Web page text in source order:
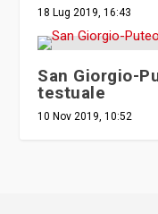
18 Lug 2019, 16:43
San Giorgio-
testuale
10 Nov 2019, 10:52